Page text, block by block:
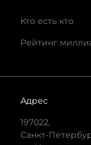
Кто есть кто
Рейтинг
Адрес
197022,
Санкт-